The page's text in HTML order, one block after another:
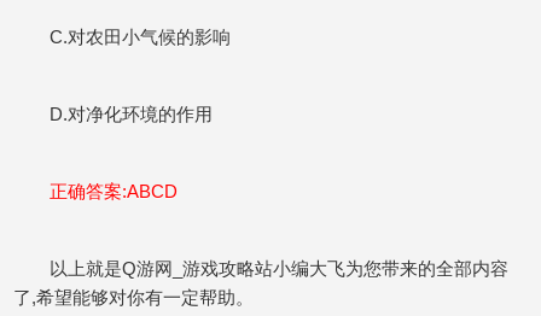
C.对农田小气候的影响
D.对净化环境的作用
正确答案:ABCD
以上就是Q游网_游戏攻略站小编大飞为您带来的全部内容
了,希望能够对你有一定帮助。